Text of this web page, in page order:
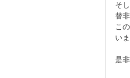
そ
替
こ
いま
是